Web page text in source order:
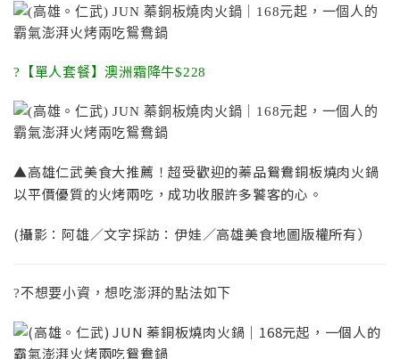
?【單人套餐】澳洲霜降牛$228
▲高雄仁武美食大推薦！超受歡迎的蓁品鴛鴦銅板燒肉火鍋
以平價優質的火烤兩吃，成功收服許多饕客的心。
(攝影：阿雄／文字採訪：伊娃／高雄美食地圖版權所有）
?不想要小資，想吃澎湃的點法如下